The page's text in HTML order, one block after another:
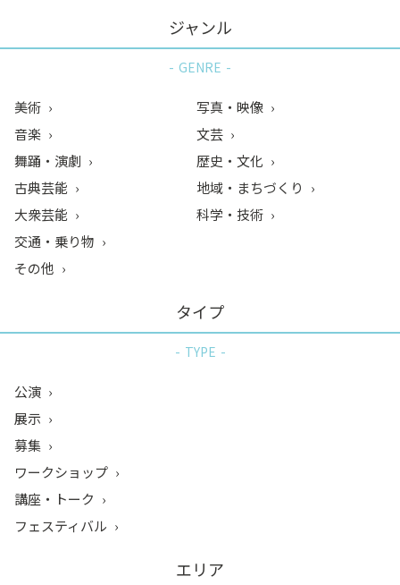
ジャンル
GENRE
美術
音楽
舞踊・演劇
古典芸能
大衆芸能
写真・映像
文芸
歴史・文化
地域・まちづくり
科学・技術
交通・乗り物
その他
タイプ
TYPE
公演
展示
募集
ワークショップ
講座・トーク
フェスティバル
エリア